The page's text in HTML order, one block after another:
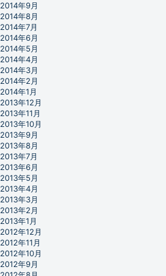
2014年9月
2014年8月
2014年7月
2014年6月
2014年5月
2014年4月
2014年3月
2014年2月
2014年1月
2013年12月
2013年11月
2013年10月
2013年9月
2013年8月
2013年7月
2013年6月
2013年5月
2013年4月
2013年3月
2013年2月
2013年1月
2012年12月
2012年11月
2012年10月
2012年9月